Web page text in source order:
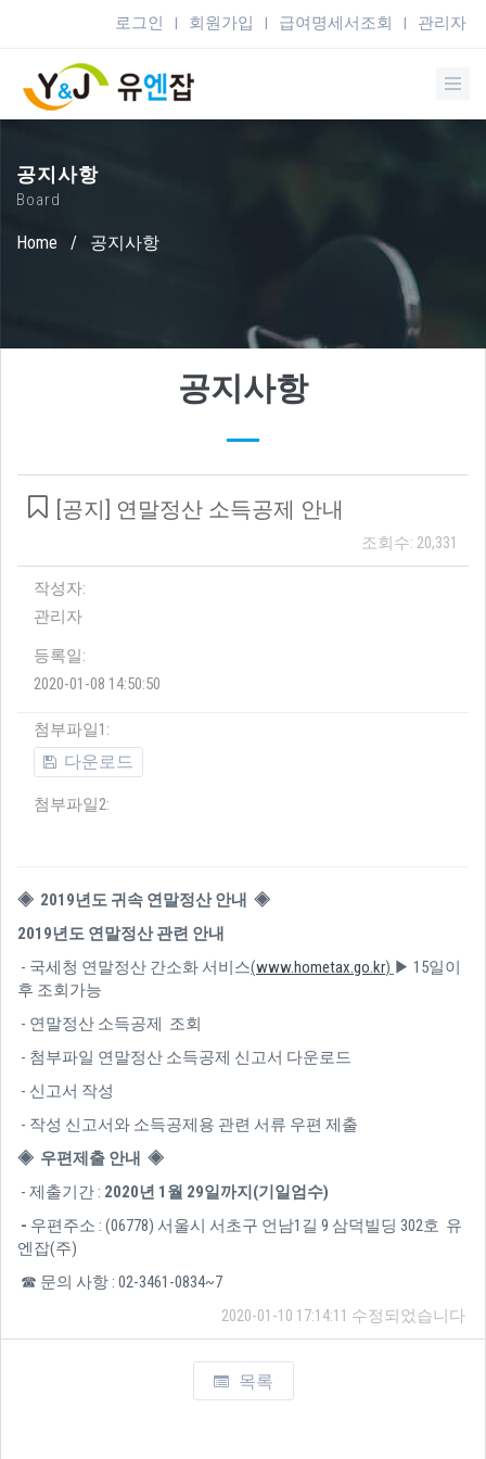
로그인 | 회원가입 | 급여명세서조회 | 관리자
공지사항
Board
Home / 공지사항
공지사항
[공지] 연말정산 소득공제 안내
조회수: 20,331
작성자:
관리자
등록일:
2020-01-08 14:50:50
첨부파일1:
다운로드
첨부파일2:
◈ 2019년도 귀속 연말정산 안내 ◈
2019년도 연말정산 관련 안내
- 국세청 연말정산 간소화 서비스(www.hometax.go.kr) ▶ 15일이
후 조회가능
- 연말정산 소득공제 조회
- 첨부파일 연말정산 소득공제 신고서 다운로드
- 신고서 작성
- 작성 신고서와 소득공제용 관련 서류 우편 제출
◈ 우편제출 안내 ◈
- 제출기간 : 2020년 1월 29일까지(기일엄수)
- 우편주소 : (06778) 서울시 서초구 언남1길 9 삼덕빌딩 302호 유
엔잡(주)
☎ 문의 사항 : 02-3461-0834~7
2020-01-10 17:14:11 수정되었습니다
목록